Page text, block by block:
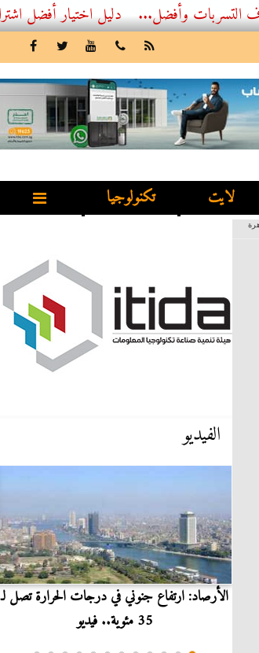
وأفضل...
لايت تكنولوجيا
الفيديو
الأرصاد: ارتفاع جنوني في درجات الحرارة تصل لـ
35 مئوية.. فيديو